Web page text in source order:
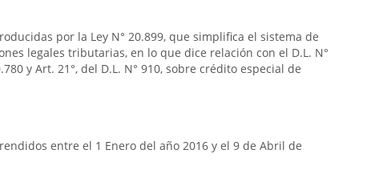
por la Ley N° 20.899, que simplifica el sistema de
legales tributarias, en lo que dice relación con el D.L. N°
y Art. 21°, del D.L. N° 910, sobre crédito especial de
entre el 1 Enero del año 2016 y el 9 de Abril de